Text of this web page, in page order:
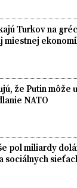
Turkov na
miestnej
že Putin môže
NATO
pol miliardy
sociálnych